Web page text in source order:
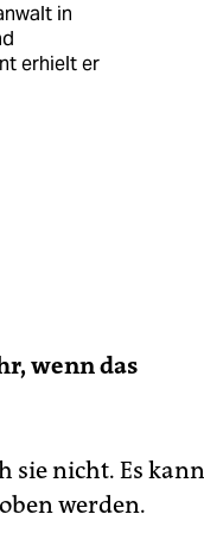
in
erhielt er
wenn das
sie nicht. Es kann
werden.